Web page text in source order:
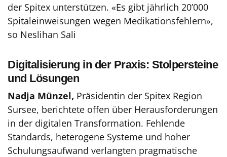
der Spitex unterstützen. «Es gibt jährlich 20’000
Spitaleinweisungen wegen Medikationsfehlern»,
so Neslihan Sali
Digitalisierung in der Praxis: Stolpersteine
und Lösungen
Nadja Münzel, Präsidentin der Spitex Region
Sursee, berichtete offen über Herausforderungen
in der digitalen Transformation. Fehlende
Standards, heterogene Systeme und hoher
Schulungsaufwand verlangten pragmatische